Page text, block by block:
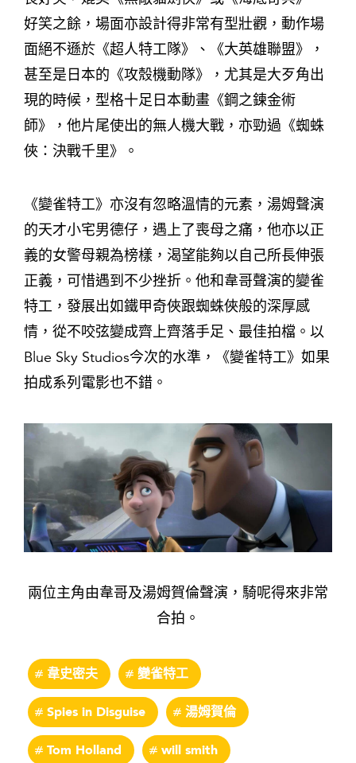
好笑之餘，場面亦設計得非常有型壯觀，動作場
面絕不遜於《超人特工隊》、《大英雄聯盟》，
甚至是日本的《攻殼機動隊》，尤其是大歹角出
現的時候，型格十足日本動畫《鋼之鍊金術
師》，他片尾使出的無人機大戰，亦勁過《蜘蛛
俠：決戰千里》。
《變雀特工》亦沒有忽略溫情的元素，湯姆聲演
的天才小宅男德仔，遇上了喪母之痛，他亦以正
義的女警母親為榜樣，渴望能夠以自己所長伸張
正義，可惜遇到不少挫折。他和韋哥聲演的變雀
特工，發展出如鐵甲奇俠跟蜘蛛俠般的深厚感
情，從不咬弦變成齊上齊落手足、最佳拍檔。以
Blue Sky Studios今次的水準，《變雀特工》如果
拍成系列電影也不錯。
兩位主角由韋哥及湯姆賀倫聲演，騎呢得來非常
合拍。
韋史密夫 變雀特工
Spies in Disguise 湯姆賀倫
Tom Holland will smith